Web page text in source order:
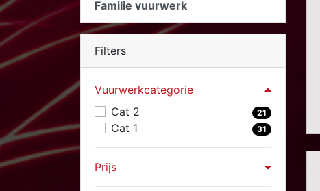
Familie vuurwerk
Filters
Vuurwerkcategorie
Cat 2
21
Cat 1 31
Prijs